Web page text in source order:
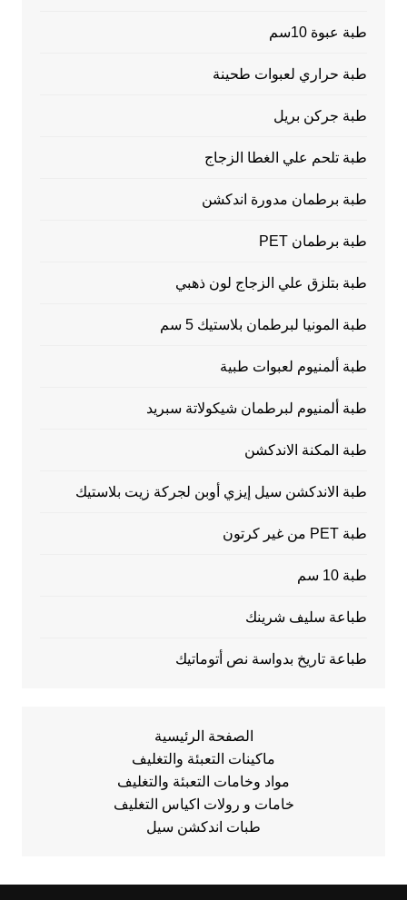
طبة عبوة 10سم
طبة حراري لعبوات طحينة
طبة جركن بريل
طبة تلحم علي الغطا الزجاج
طبة برطمان مدورة اندكشن
طبة برطمان PET
طبة بتلزق علي الزجاج لون ذهبي
طبة المونيا لبرطمان بلاستيك 5 سم
طبة ألمنيوم لعبوات طبية
طبة ألمنيوم لبرطمان شيكولاتة سبريد
طبة المكنة الاندكشن
طبة الاندكشن سيل إيزي أوبن لجركة زيت بلاستيك
طبة PET من غير كرتون
طبة 10 سم
طباعة سليف شرينك
طباعة تاريخ بدواسة نص أتوماتيك
الصفحة الرئيسية
ماكينات التعبئة والتغليف
مواد وخامات التعبئة والتغليف
خامات و رولات اكياس التغليف
طبات اندكشن سيل